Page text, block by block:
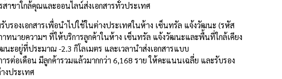
าขาใกล้คุณและออนไลน์ส่งเอกสารทั่วประเทศ
รองเอกสารเพื่อนำไปใช้ในต่างประเทศในห้าง เซ็นทรัล แจ้งวัฒนะ (รหัส
นายความฯ ที่ให้บริการลูกค้าในห้าง เซ็นทรัล แจ้งวัฒนะและพื้นที่ใกล้เคียง
ะอยู่ที่ประมาณ -2.3 กิโลเมตร และเวลานำส่งเอกสารแบบ
รต่อเดือน มีลูกค้ารวมแล้วมากกว่า 6,168 ราย ให้คะแนนเฉลี่ย และรับรอง
งประเทศ